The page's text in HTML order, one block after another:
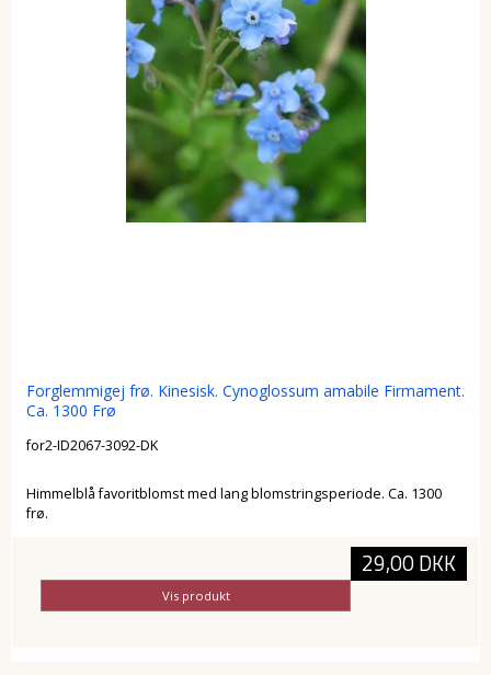
Forglemmigej frø. Kinesisk. Cynoglossum amabile Firmament.
Ca. 1300 Frø
for2-ID2067-3092-DK
Himmelblå favoritblomst med lang blomstringsperiode. Ca. 1300
frø.
29,00 DKK
Vis produkt